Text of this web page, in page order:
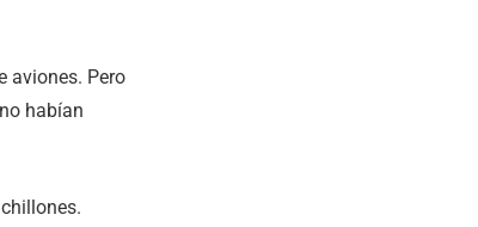
aviones. Pero
habían